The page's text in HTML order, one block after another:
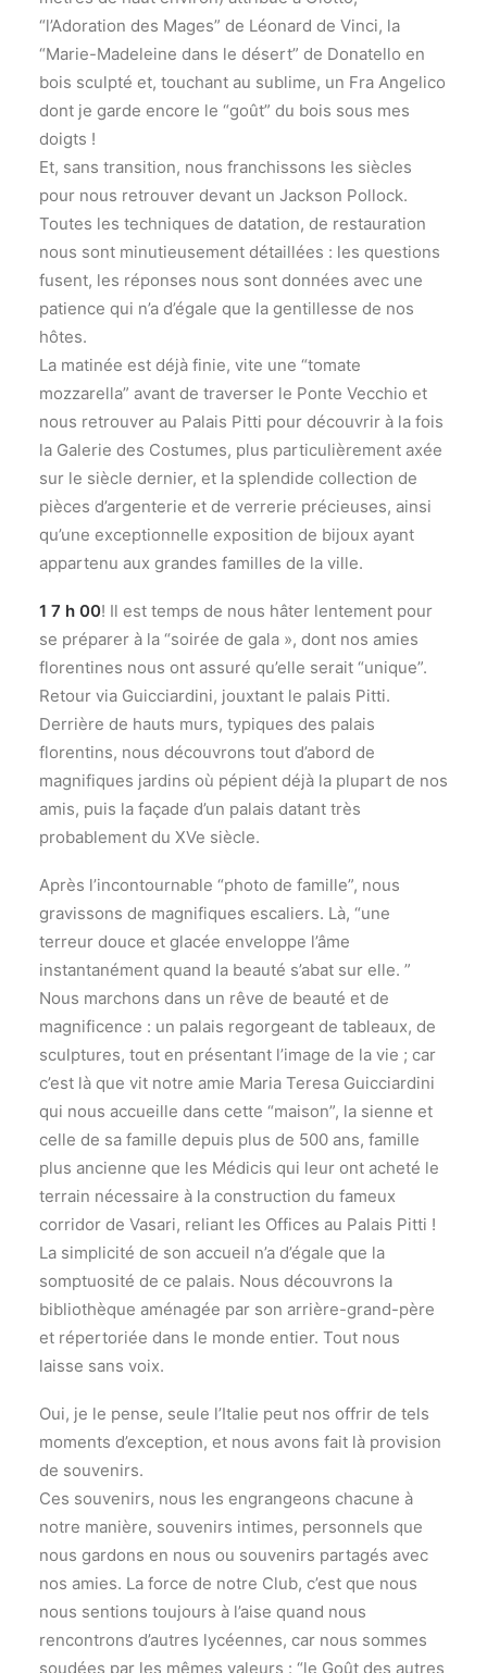
“l’Adoration des Mages” de Léonard de Vinci, la
“Marie-Madeleine dans le désert” de Donatello en
bois sculpté et, touchant au sublime, un Fra Angelico
dont je garde encore le “goût” du bois sous mes
doigts !
Et, sans transition, nous franchissons les siècles
pour nous retrouver devant un Jackson Pollock.
Toutes les techniques de datation, de restauration
nous sont minutieusement détaillées : les questions
fusent, les réponses nous sont données avec une
patience qui n’a d’égale que la gentillesse de nos
hôtes.
La matinée est déjà finie, vite une “tomate
mozzarella” avant de traverser le Ponte Vecchio et
nous retrouver au Palais Pitti pour découvrir à la fois
la Galerie des Costumes, plus particulièrement axée
sur le siècle dernier, et la splendide collection de
pièces d’argenterie et de verrerie précieuses, ainsi
qu’une exceptionnelle exposition de bijoux ayant
appartenu aux grandes familles de la ville.
1 7 h 00! Il est temps de nous hâter lentement pour
se préparer à la “soirée de gala », dont nos amies
florentines nous ont assuré qu’elle serait “unique”.
Retour via Guicciardini, jouxtant le palais Pitti.
Derrière de hauts murs, typiques des palais
florentins, nous découvrons tout d’abord de
magnifiques jardins où pépient déjà la plupart de nos
amis, puis la façade d’un palais datant très
probablement du XVe siècle.
Après l’incontournable “photo de famille”, nous
gravissons de magnifiques escaliers. Là, “une
terreur douce et glacée enveloppe l’âme
instantanément quand la beauté s’abat sur elle. ”
Nous marchons dans un rêve de beauté et de
magnificence : un palais regorgeant de tableaux, de
sculptures, tout en présentant l’image de la vie ; car
c’est là que vit notre amie Maria Teresa Guicciardini
qui nous accueille dans cette “maison”, la sienne et
celle de sa famille depuis plus de 500 ans, famille
plus ancienne que les Médicis qui leur ont acheté le
terrain nécessaire à la construction du fameux
corridor de Vasari, reliant les Offices au Palais Pitti !
La simplicité de son accueil n’a d’égale que la
somptuosité de ce palais. Nous découvrons la
bibliothèque aménagée par son arrière-grand-père
et répertoriée dans le monde entier. Tout nous
laisse sans voix.
Oui, je le pense, seule l’Italie peut nos offrir de tels
moments d’exception, et nous avons fait là provision
de souvenirs.
Ces souvenirs, nous les engrangeons chacune à
notre manière, souvenirs intimes, personnels que
nous gardons en nous ou souvenirs partagés avec
nos amies. La force de notre Club, c’est que nous
nous sentions toujours à l’aise quand nous
rencontrons d’autres lycéennes, car nous sommes
soudées par les mêmes valeurs : “le Goût des autres